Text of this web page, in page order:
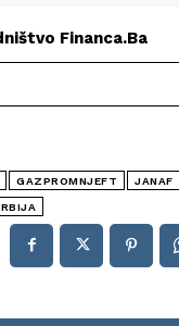
Financa.ba
GAZPROMNJEFT JANAF